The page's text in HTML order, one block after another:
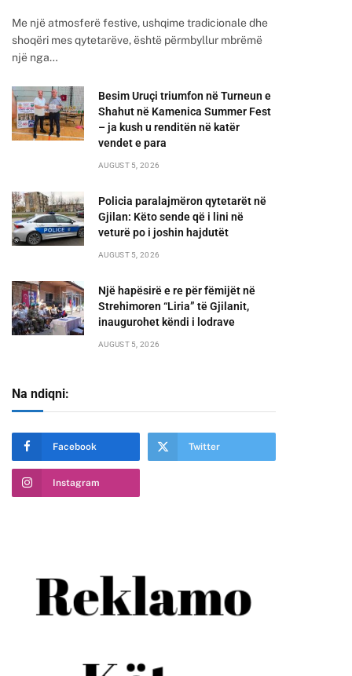
Me një atmosferë festive, ushqime tradicionale dhe
shoqëri mes qytetarëve, është përmbyllur mbrëmë
një nga…
Besim Uruçi triumfon në Turneun e
Shahut në Kamenica Summer Fest
– ja kush u renditën në katër
vendet e para
AUGUST 5, 2026
Policia paralajmëron qytetarët në
Gjilan: Këto sende që i lini në
veturë po i joshin hajdutët
AUGUST 5, 2026
Një hapësirë e re për fëmijët në
Strehimoren “Liria” të Gjilanit,
inaugurohet këndi i lodrave
AUGUST 5, 2026
Na ndiqni:
Facebook Twitter
Instagram